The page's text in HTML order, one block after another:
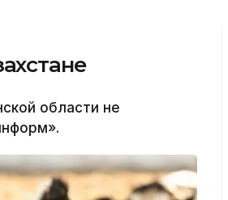
области не